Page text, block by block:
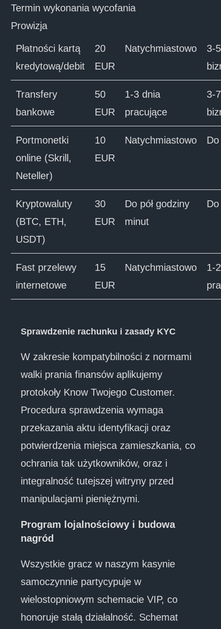
Termin wykonania wycofania
Prowizja
Płatności kartą
kredytową/debit
20
EUR
Natychmiastowo
3-
Transfery
bankowe
50
EUR
1-3 dnia
pracujące
3-
Portmonetki
online (Skrill,
Neteller)
10
EUR
Natychmiastowo
Kryptowaluty
(BTC, ETH,
USDT)
30
EUR
Do pół godziny
minut
Fast przelewy
internetowe
15
EUR
Natychmiastowo
1-
Sprawdzenie rachunku i zasady KYC
W zakresie kompatybilności z normami
walki prania finansów aplikujemy
protokoły Know Twojego Customer.
Procedura sprawdzenia wymaga
przekazania aktu identyfikacji oraz
potwierdzenia miejsca zamieszkania, co
ochrania tak użytkowników, oraz i
integralność tutejszej witryny przed
manipulacjami pieniężnymi.
Program lojalnościowy i budowa
nagród
Wszystkie gracz w naszym kasynie
samoczynnie partycypuje w
wielostopniowym schemacie VIP, co
honoruje stałą działalność. Schemat